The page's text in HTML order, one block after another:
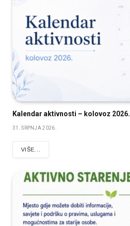
Kalendar aktivnosti – kolovoz 2026.
31. SRPNJA 2026.
VIŠE...